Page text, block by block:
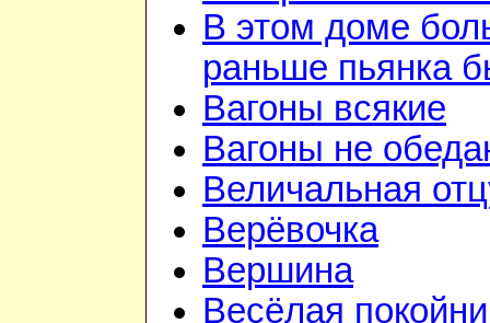
В этом доме
раньше пьянка
Вагоны всякие
Вагоны не
Величальная
Верёвочка
Вершина
Весёлая